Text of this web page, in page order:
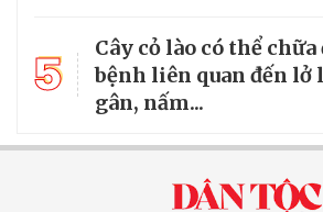
5
Cây cỏ lào có thể chữa
bệnh liên quan đến lở
gân, nấm...